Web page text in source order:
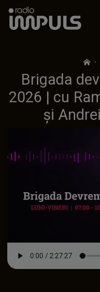
Radio Impuls
Brigada
2026 | cu
și